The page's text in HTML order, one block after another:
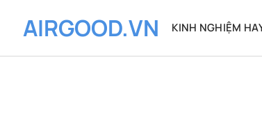
AIRGOOD.VN KINH NGHIỆM